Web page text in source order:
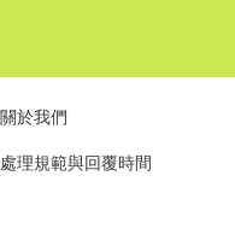
關於我們
處理規範與回覆時間